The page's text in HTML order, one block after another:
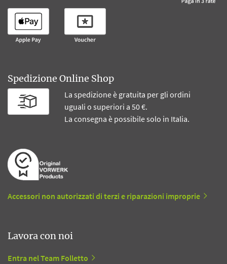
Spedizione Online Shop
La spedizione è gratuita per gli ordini
uguali o superiori a 50 €.
La consegna è possibile solo in Italia.
Accessori non autorizzati di terzi e riparazioni improprie
Lavora con noi
Entra nel Team Folletto